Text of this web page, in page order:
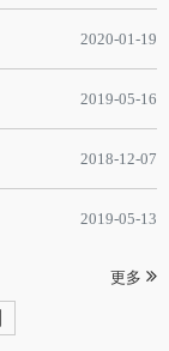
2020-01-19
2019-05-16
2018-12-07
2019-05-13
更多